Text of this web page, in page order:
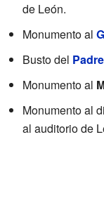
de León.
Monumento al
Busto del
Monumento al
Monumento al
al auditorio de